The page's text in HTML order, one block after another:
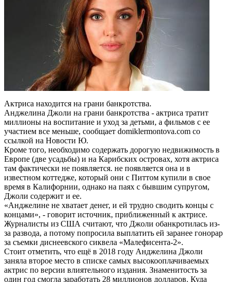
Актриса находится на грани банкротства.
Анджелина Джоли на грани банкротства - актриса тратит
миллионы на воспитание и уход за детьми, а фильмов с ее
участием все меньше, сообщает domiklermontova.com со
ссылкой на Новости Ю.
Кроме того, необходимо содержать дорогую недвижимость в
Европе (две усадьбы) и на Карибских островах, хотя актриса
там фактически не появляется. не появляется она и в
известном коттедже, который они с Питтом купили в свое
время в Калифорнии, однако на паях с бывшим супругом,
Джоли содержит и ее.
«Анджелине не хватает денег, и ей трудно сводить концы с
концами», - говорит источник, приближенный к актрисе.
Журналисты из США считают, что Джоли обанкротилась из-
за развода, а потому попросила выплатить ей заранее гонорар
за съемки диснеевского сиквела «Малефисента-2».
Стоит отметить, что ещё в 2018 году Анджелина Джоли
заняла второе место в списке самых высокооплачиваемых
актрис по версии влиятельного издания. Знаменитость за
один год смогла заработать 28 миллионов долларов. Куда